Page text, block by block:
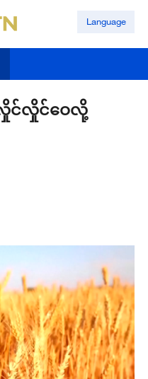
Language
င်လှိုင်ဝေလို့